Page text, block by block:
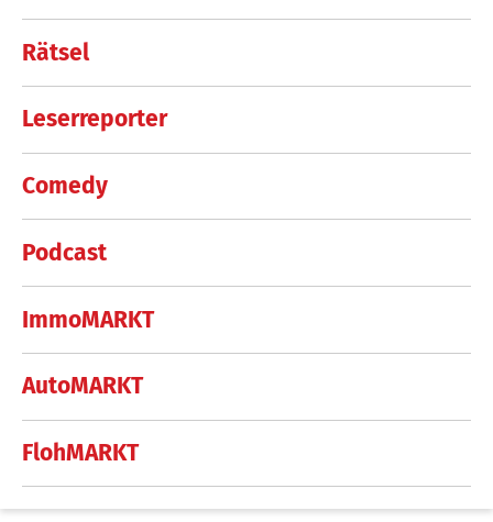
Rätsel
Leserreporter
Comedy
Podcast
ImmoMARKT
AutoMARKT
FlohMARKT